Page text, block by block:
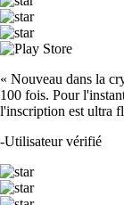
« Nouveau dans la
100 fois. Pour
l'inscription est ultra
-Utilisateur vérifié